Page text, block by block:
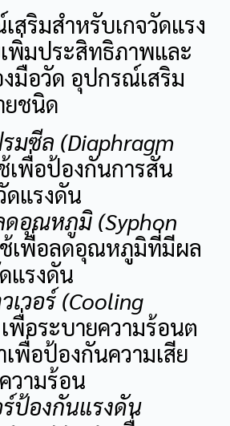
สริมสำหรับเกจวัดแรง
พิ่มประสิทธิภาพและ
มือวัด อุปกรณ์เสริม
ยชนิด
มซีล (Diaphragm
เพื่อป้องกันการสั่น
ดแรงดัน
อุณหภูมิ (Syphon
เพื่อลดอุณหภูมิที่มีผล
แรงดัน
เวอร์ (Cooling
เพื่อระบายความร้อนต
เพื่อป้องกันความเสีย
วามร้อน
ป้องกันแรงดัน